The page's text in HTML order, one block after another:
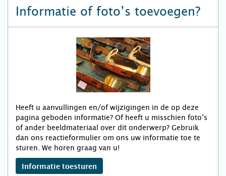
Informatie of foto’s toevoegen?
Heeft u aanvullingen en/of wijzigingen in de op deze
pagina geboden informatie? Of heeft u misschien foto’s
of ander beeldmateriaal over dit onderwerp? Gebruik
dan ons reactieformulier om ons uw informatie toe te
sturen. We horen graag van u!
Informatie toesturen